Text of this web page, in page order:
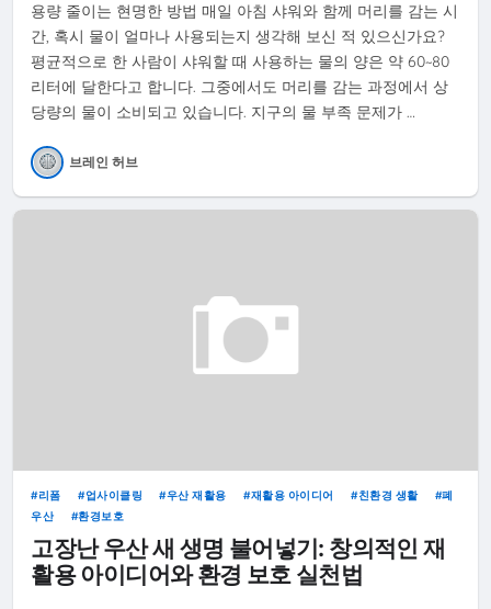
용량 줄이는 현명한 방법 매일 아침 샤워와 함께 머리를 감는 시
간, 혹시 물이 얼마나 사용되는지 생각해 보신 적 있으신가요?
평균적으로 한 사람이 샤워할 때 사용하는 물의 양은 약 60~80
리터에 달한다고 합니다. 그중에서도 머리를 감는 과정에서 상
당량의 물이 소비되고 있습니다. 지구의 물 부족 문제가 …
브레인 허브
리폼 업사이클링 우산 재활용 재활용 아이디어 친환경 생활
폐
우산
환경보호
고장난 우산 새 생명 불어넣기: 창의적인 재
활용 아이디어와 환경 보호 실천법